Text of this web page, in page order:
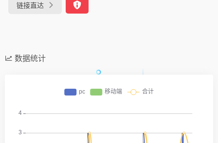
链接直达
数据统计